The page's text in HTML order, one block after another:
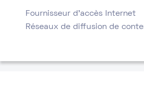
Fournisseur d’accès Internet
Réseaux de diffusion de